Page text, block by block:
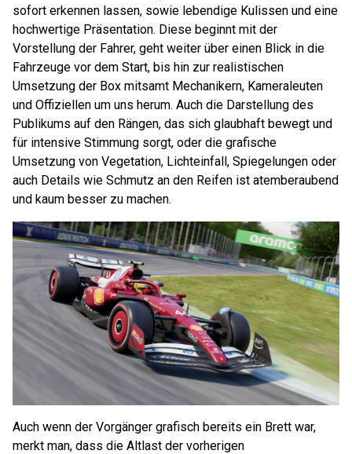
sofort erkennen lassen, sowie lebendige Kulissen und eine
hochwertige Präsentation. Diese beginnt mit der
Vorstellung der Fahrer, geht weiter über einen Blick in die
Fahrzeuge vor dem Start, bis hin zur realistischen
Umsetzung der Box mitsamt Mechanikern, Kameraleuten
und Offiziellen um uns herum. Auch die Darstellung des
Publikums auf den Rängen, das sich glaubhaft bewegt und
für intensive Stimmung sorgt, oder die grafische
Umsetzung von Vegetation, Lichteinfall, Spiegelungen oder
auch Details wie Schmutz an den Reifen ist atemberaubend
und kaum besser zu machen.
Auch wenn der Vorgänger grafisch bereits ein Brett war,
merkt man, dass die Altlast der vorherigen